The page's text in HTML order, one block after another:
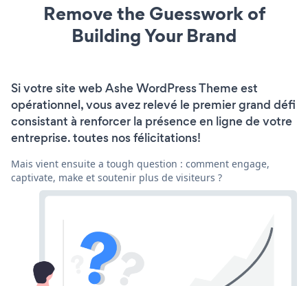
Remove the Guesswork of
Building Your Brand
Si votre site web Ashe WordPress Theme est
opérationnel, vous avez relevé le premier grand défi
consistant à renforcer la présence en ligne de votre
entreprise. toutes nos félicitations!
Mais vient ensuite a tough question : comment engage,
captivate, make et soutenir plus de visiteurs ?